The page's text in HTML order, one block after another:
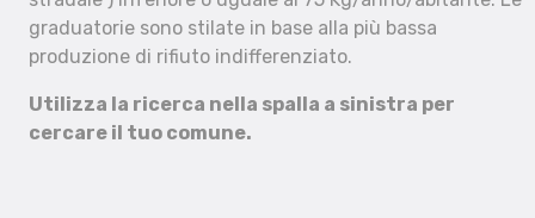
graduatorie sono stilate in base alla più bassa
produzione di rifiuto indifferenziato.
Utilizza la ricerca nella spalla a sinistra per
cercare il tuo comune.